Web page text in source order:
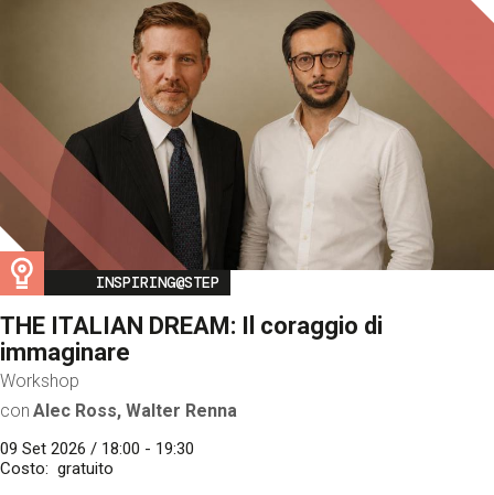
Image
INSPIRING@STEP
THE ITALIAN DREAM: Il coraggio di
immaginare
Workshop
con Alec Ross, Walter Renna
09 Set 2026 / 18:00 - 19:30
Costo
gratuito